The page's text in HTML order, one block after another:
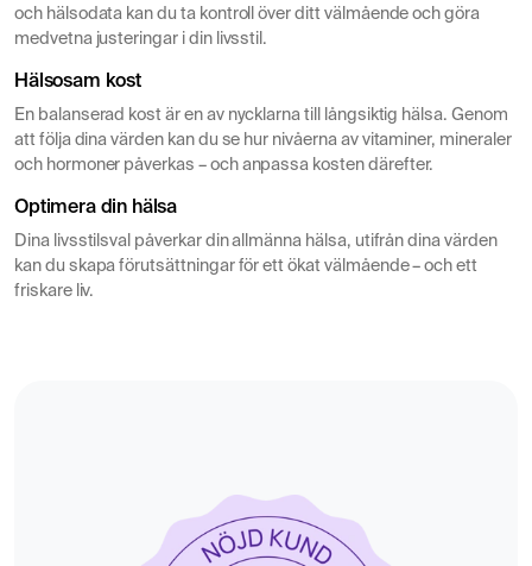
och hälsodata kan du ta kontroll över ditt välmående och göra
medvetna justeringar i din livsstil.
Hälsosam kost
En balanserad kost är en av nycklarna till långsiktig hälsa. Genom
att följa dina värden kan du se hur nivåerna av vitaminer, mineraler
och hormoner påverkas – och anpassa kosten därefter.
Optimera din hälsa
Dina livsstilsval påverkar din allmänna hälsa, utifrån dina värden
kan du skapa förutsättningar för ett ökat välmående – och ett
friskare liv.